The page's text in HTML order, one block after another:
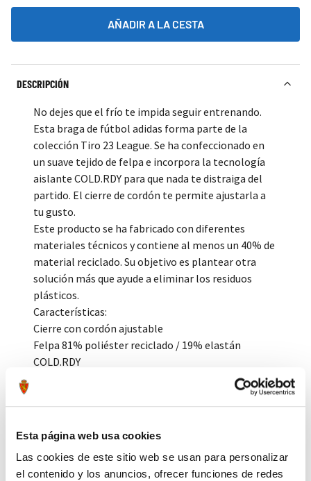
Esta página web usa cookies
Las cookies de este sitio web se usan para personalizar
el contenido y los anuncios, ofrecer funciones de redes
AÑADIR A LA CESTA
DESCRIPCIÓN
No dejes que el frío te impida seguir entrenando.
Esta braga de fútbol adidas forma parte de la
colección Tiro 23 League. Se ha confeccionado en
un suave tejido de felpa e incorpora la tecnología
aislante COLD.RDY para que nada te distraiga del
partido. El cierre de cordón te permite ajustarla a
tu gusto.
Este producto se ha fabricado con diferentes
materiales técnicos y contiene al menos un 40% de
material reciclado. Su objetivo es plantear otra
solución más que ayude a eliminar los residuos
plásticos.
Características:
Cierre con cordón ajustable
Felpa 81% poliéster reciclado / 19% elastán
COLD.RDY
Compartir por Whatsapp